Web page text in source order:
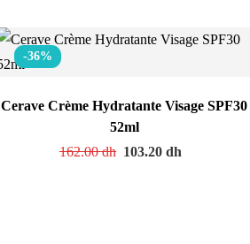
-36%
Cerave Crème Hydratante Visage SPF30
52ml
162.00dh 103.20dh